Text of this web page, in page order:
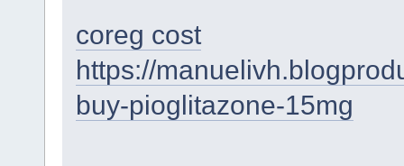
coreg cost
https://
buy-pioglitazone-15mg